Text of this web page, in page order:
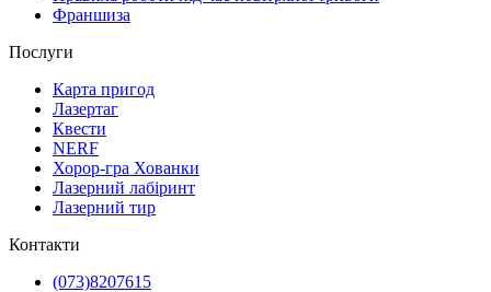
Франшиза
Послуги
Карта пригод
Лазертаг
Квести
NERF
Хорор-гра Хованки
Лазерний лабіринт
Лазерний тир
Контакти
(073)8207615